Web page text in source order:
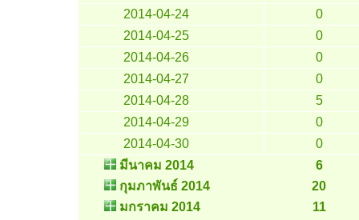
2014-04-24
0
2014-04-25
0
2014-04-26
0
2014-04-27
0
2014-04-28
5
2014-04-29
0
2014-04-30
0
มีนาคม 2014
6
กุมภาพันธ์ 2014
20
มกราคม 2014
11